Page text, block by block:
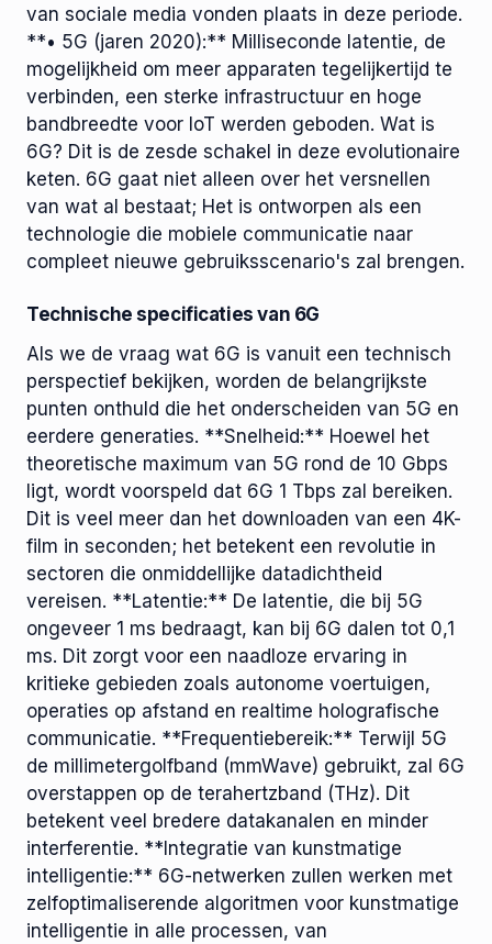
van sociale media vonden plaats in deze periode.
**• 5G (jaren 2020):** Milliseconde latentie, de
mogelijkheid om meer apparaten tegelijkertijd te
verbinden, een sterke infrastructuur en hoge
bandbreedte voor IoT werden geboden. Wat is
6G? Dit is de zesde schakel in deze evolutionaire
keten. 6G gaat niet alleen over het versnellen
van wat al bestaat; Het is ontworpen als een
technologie die mobiele communicatie naar
compleet nieuwe gebruiksscenario's zal brengen.
Technische specificaties van 6G
Als we de vraag wat 6G is vanuit een technisch
perspectief bekijken, worden de belangrijkste
punten onthuld die het onderscheiden van 5G en
eerdere generaties. **Snelheid:** Hoewel het
theoretische maximum van 5G rond de 10 Gbps
ligt, wordt voorspeld dat 6G 1 Tbps zal bereiken.
Dit is veel meer dan het downloaden van een 4K-
film in seconden; het betekent een revolutie in
sectoren die onmiddellijke datadichtheid
vereisen. **Latentie:** De latentie, die bij 5G
ongeveer 1 ms bedraagt, kan bij 6G dalen tot 0,1
ms. Dit zorgt voor een naadloze ervaring in
kritieke gebieden zoals autonome voertuigen,
operaties op afstand en realtime holografische
communicatie. **Frequentiebereik:** Terwijl 5G
de millimetergolfband (mmWave) gebruikt, zal 6G
overstappen op de terahertzband (THz). Dit
betekent veel bredere datakanalen en minder
interferentie. **Integratie van kunstmatige
intelligentie:** 6G-netwerken zullen werken met
zelfoptimaliserende algoritmen voor kunstmatige
intelligentie in alle processen, van